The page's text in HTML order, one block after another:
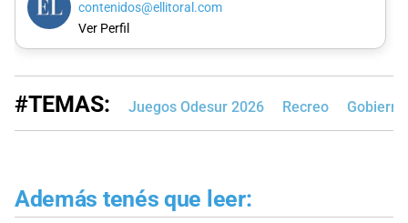
contenidos@ellitoral.com
Ver Perfil
#TEMAS: Juegos Odesur 2026 Recreo
Además tenés que leer: